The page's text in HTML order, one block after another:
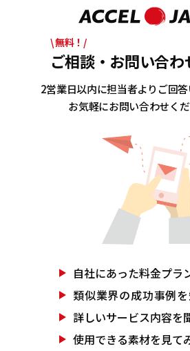
\ 無料！/
ご相談・お問い合
2営業日以内に担当者よりご回答
お気軽にお問い合わせくだ
自社にあった料金プラ
類似業界の成功事例
詳しいサービス内容を
使用できる素材を見て